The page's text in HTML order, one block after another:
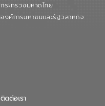
กระทรวงมหาดไทย
องค์การมหาชนและรัฐวิสาหกิจ
ติดต่อเรา